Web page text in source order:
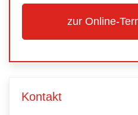
zur Online-
Kontakt